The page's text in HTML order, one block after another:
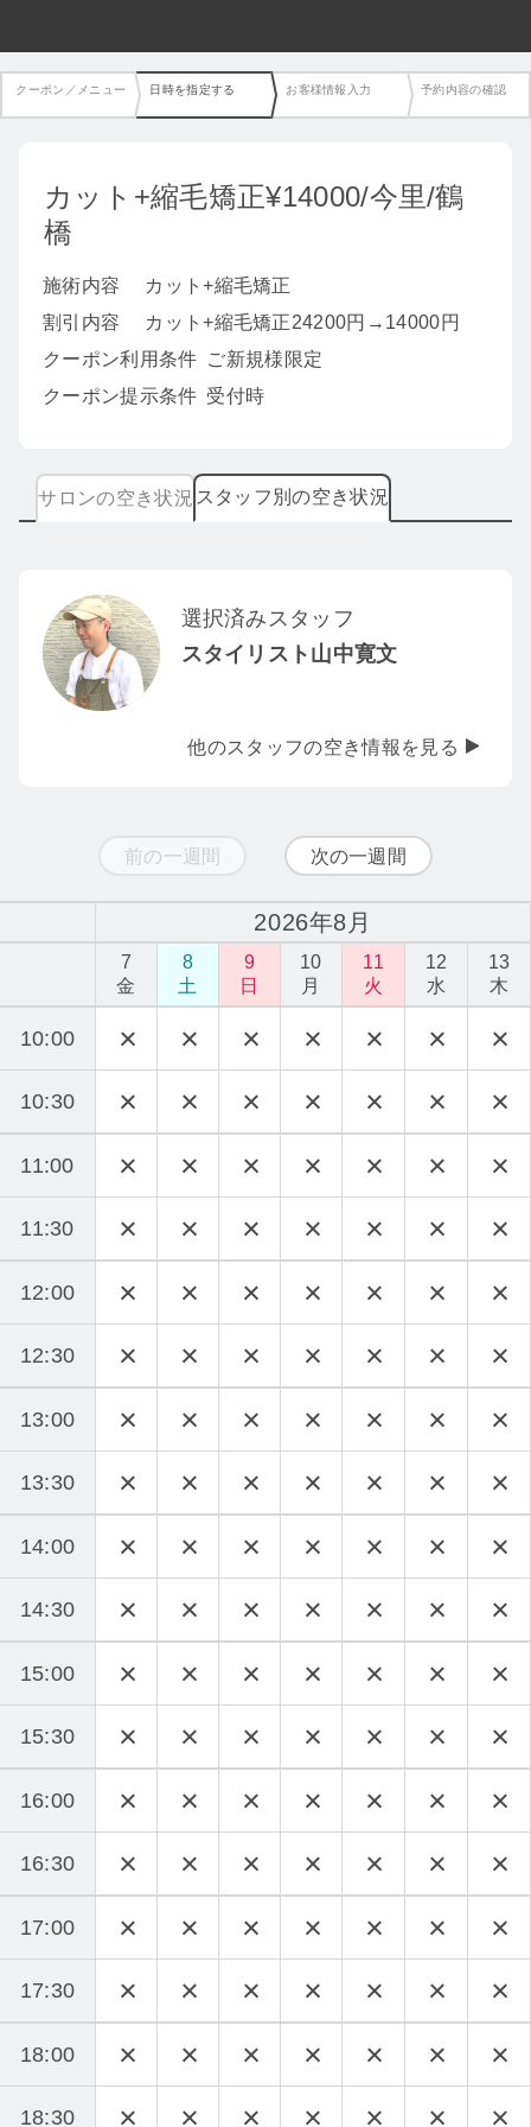
クーポン／メニュー 日時を指定する お客様情報入力 予約内容の確認
カット+縮毛矯正¥14000/今里/鶴
橋
施術内容
カット+縮毛矯正
割引内容
カット+縮毛矯正24200円→14000円
クーポン利用条件 ご新規様限定
クーポン提示条件 受付時
サロンの空き状況 スタッフ別の空き状況
選択済みスタッフ
スタイリスト山中寛文
他のスタッフの空き情報を見る
前の一週間 次の一週間
2026年8月
7
金
8
土
9
日
10
月
11
火
12
水
13
木
10:00
10:30
11:00
11:30
12:00
12:30
13:00
13:30
14:00
14:30
15:00
15:30
16:00
16:30
17:00
17:30
18:00
18:30